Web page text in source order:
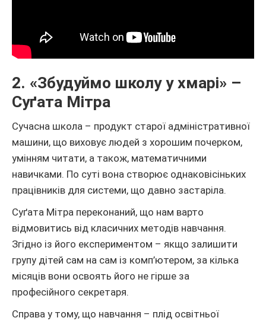
2. «Збудуймо школу у хмарі» –
Суґата Мітра
Сучасна школа – продукт старої адміністративної
машини, що виховує людей з хорошим почерком,
умінням читати, а також, математичними
навичками. По суті вона створює однаковісіньких
працівників для системи, що давно застаріла.
Суґата Мітра переконаний, що нам варто
відмовитись від класичних методів навчання.
Згідно із його експериментом – якщо залишити
групу дітей сам на сам із комп’ютером, за кілька
місяців вони освоять його не гірше за
професійного секретаря.
Справа у тому, що навчання – плід освітньої